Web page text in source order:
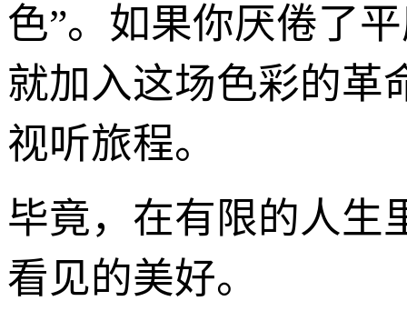
色”。如果你厌倦了
就加入这场色彩的革
视听旅程。
毕竟，在有限的人生
看见的美好。